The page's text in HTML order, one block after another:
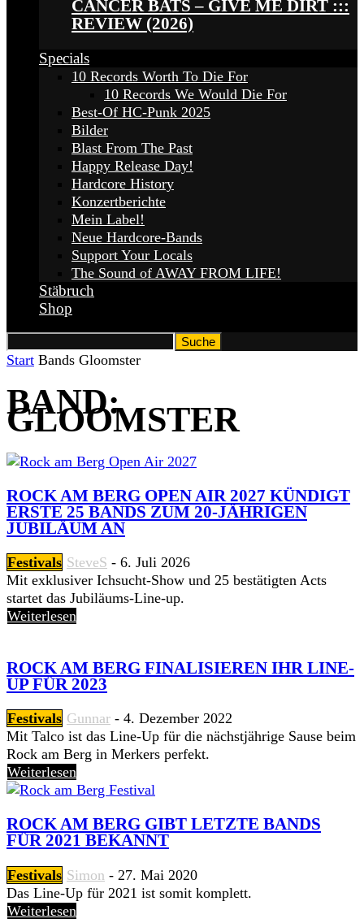
CANCER BATS – GIVE ME DIRT :::
REVIEW (2026)
Specials
10 Records Worth To Die For
10 Records We Would Die For
Best-Of HC-Punk 2025
Bilder
Blast From The Past
Happy Release Day!
Hardcore History
Konzertberichte
Mein Label!
Neue Hardcore-Bands
Support Your Locals
The Sound of AWAY FROM LIFE!
Stäbruch
Shop
Start Bands Gloomster
BAND:
GLOOMSTER
ROCK AM BERG OPEN AIR 2027 KÜNDIGT
ERSTE 25 BANDS ZUM 20-JÄHRIGEN
JUBILÄUM AN
Festivals SteveS - 6. Juli 2026
Mit exklusiver Ichsucht-Show und 25 bestätigten Acts
startet das Jubiläums-Line-up.
Weiterlesen
ROCK AM BERG FINALISIEREN IHR LINE-
UP FÜR 2023
Festivals Gunnar - 4. Dezember 2022
Mit Talco ist das Line-Up für die nächstjährige Sause beim
Rock am Berg in Merkers perfekt.
Weiterlesen
ROCK AM BERG GIBT LETZTE BANDS
FÜR 2021 BEKANNT
Festivals Simon - 27. Mai 2020
Das Line-Up für 2021 ist somit komplett.
Weiterlesen